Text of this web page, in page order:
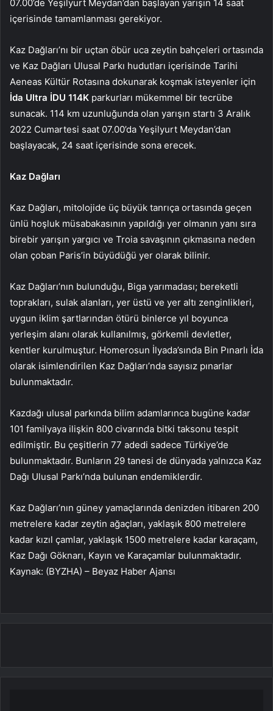
07.00’de Yeşilyurt Meydan’dan başlayan yarışın 14 saat
içerisinde tamamlanması gerekiyor.
Kaz Dağları’nı bir uçtan öbür uca zeytin bahçeleri ortasında
ve Kaz Dağları Ulusal Parkı hudutları içerisinde Tarihi
Aeneas Kültür Rotasına dokunarak koşmak isteyenler için
İda Ultra İDU 114K parkurları mükemmel bir tecrübe
sunacak. 114 km uzunluğunda olan yarışın startı 3 Aralık
2022 Cumartesi saat 07.00’da Yeşilyurt Meydan’dan
başlayacak, 24 saat içerisinde sona erecek.
Kaz Dağları
Kaz Dağları, mitolojide üç büyük tanrıça ortasında geçen
ünlü hoşluk müsabakasının yapıldığı yer olmanın yanı sıra
birebir yarışın yargıcı ve Troia savaşının çıkmasına neden
olan çoban Paris’in büyüdüğü yer olarak bilinir.
Kaz Dağları’nın bulunduğu, Biga yarımadası; bereketli
toprakları, sulak alanları, yer üstü ve yer altı zenginlikleri,
uygun iklim şartlarından ötürü binlerce yıl boyunca
yerleşim alanı olarak kullanılmış, görkemli devletler,
kentler kurulmuştur. Homerosun İlyada’sında Bin Pınarlı İda
olarak isimlendirilen Kaz Dağları’nda sayısız pınarlar
bulunmaktadır.
Kazdağı ulusal parkında bilim adamlarınca bugüne kadar
101 familyaya ilişkin 800 civarında bitki taksonu tespit
edilmiştir. Bu çeşitlerin 77 adedi sadece Türkiye’de
bulunmaktadır. Bunların 29 tanesi de dünyada yalnızca Kaz
Dağı Ulusal Parkı’nda bulunan endemiklerdir.
Kaz Dağları’nın güney yamaçlarında denizden itibaren 200
metrelere kadar zeytin ağaçları, yaklaşık 800 metrelere
kadar kızıl çamlar, yaklaşık 1500 metrelere kadar karaçam,
Kaz Dağı Göknarı, Kayın ve Karaçamlar bulunmaktadır.
Kaynak: (BYZHA) – Beyaz Haber Ajansı